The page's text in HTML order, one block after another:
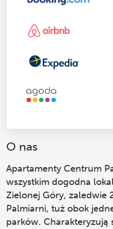
O nas
Apartamenty Centrum
wszystkim dogodna
Zielonej Góry, zaledwie
Palmiarni, tuż obok
parków. Charakteryzują